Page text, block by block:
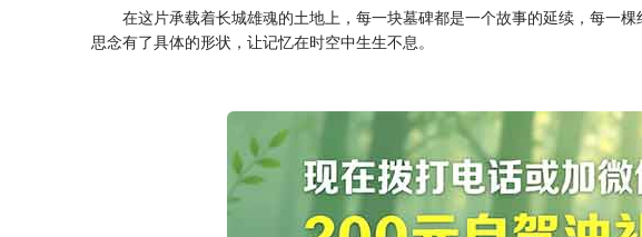
在这片承载着长城雄魂的土地上，每一块墓碑都是一个故事的延续，每一棵
思念有了具体的形状，让记忆在时空中生生不息。